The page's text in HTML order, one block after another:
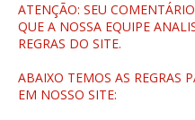
ATENÇÃO: SEU
QUE A NOSSA EQUIPE
REGRAS DO SITE.
ABAIXO TEMOS AS REGRAS
EM NOSSO SITE: